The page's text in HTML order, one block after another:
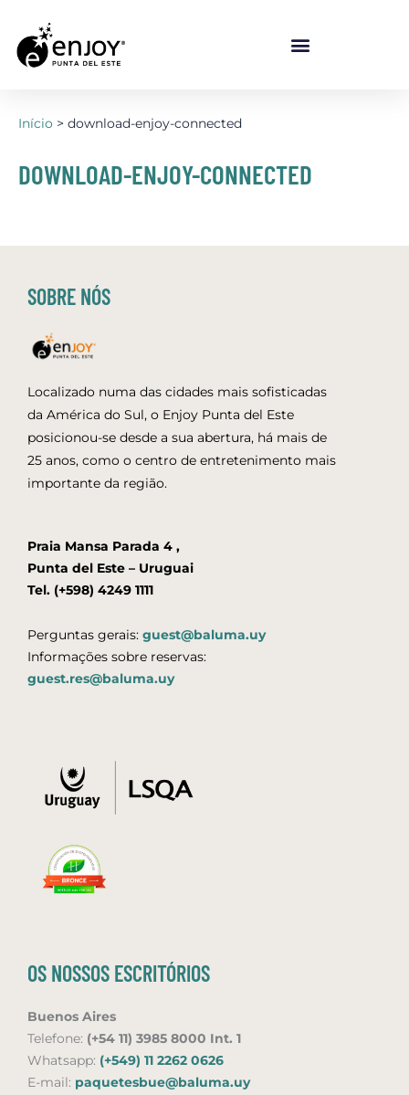
conteúdo
Início download-enjoy-connected
DOWNLOAD-ENJOY-CONNECTED
SOBRE NÓS
Localizado numa das cidades mais sofisticadas
da América do Sul, o Enjoy Punta del Este
posicionou-se desde a sua abertura, há mais de
25 anos, como o centro de entretenimento mais
importante da região.
Praia Mansa Parada 4 ,
Punta del Este – Uruguai
Tel. (+598) 4249 1111
Perguntas gerais: guest@baluma.uy
Informações sobre reservas:
guest.res@baluma.uy
OS NOSSOS ESCRITÓRIOS
Buenos Aires
Telefone: (+54 11) 3985 8000 Int. 1
Whatsapp: (+549) 11 2262 0626
E-mail: paquetesbue@baluma.uy